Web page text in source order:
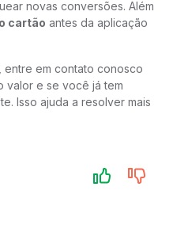
novas conversões. Além
cartão antes da aplicação
entre em contato conosco
valor e se você já tem
Isso ajuda a resolver mais